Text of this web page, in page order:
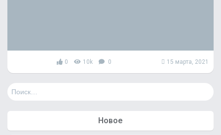
0 10k 0 15 марта, 2021
Н
и
Новое